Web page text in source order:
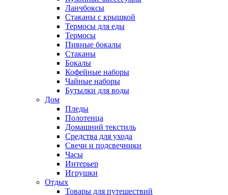
Ланчбоксы
Стаканы с крышкой
Термосы для еды
Термосы
Пивные бокалы
Стаканы
Бокалы
Кофейные наборы
Чайные наборы
Бутылки для воды
Дом
Пледы
Полотенца
Домашний текстиль
Средства для ухода
Свечи и подсвечники
Часы
Интерьер
Игрушки
Отдых
Товары для путешествий